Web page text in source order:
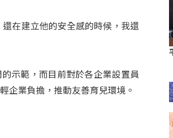
在建立他的安全感的時候，我還
示範，而目前對於各企業設置員
企業負擔，推動友善育兒環境。